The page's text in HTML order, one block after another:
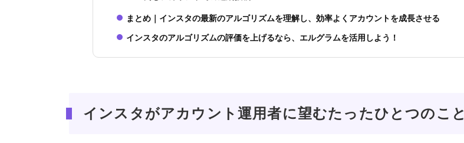
まとめ｜インスタの最新のアルゴリズムを理解し、効率よくアカウントを成長させる
インスタのアルゴリズムの評価を上げるなら、エルグラムを活用しよう！
インスタがアカウント運用者に望むたったひとつのこと